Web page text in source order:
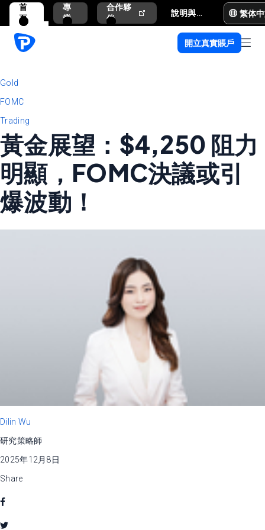
首
頁
專
業
合作夥
伴
說明與支援 繁体
開立真實賬戶
Gold
FOMC
Trading
黃金展望：$4,250 阻力
明顯，FOMC決議或引
爆波動！
Dilin Wu
研究策略師
2025年12月8日
Share